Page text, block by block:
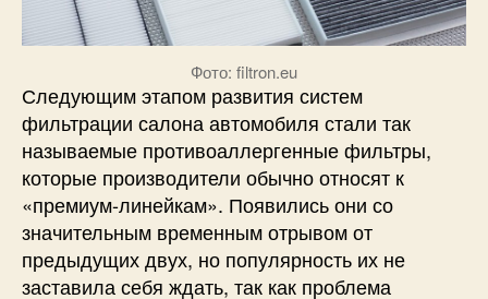
Фото: filtron.eu
Следующим этапом развития систем
фильтрации салона автомобиля стали так
называемые противоаллергенные фильтры,
которые производители обычно относят к
«премиум-линейкам». Появились они со
значительным временным отрывом от
предыдущих двух, но популярность их не
заставила себя ждать, так как проблема